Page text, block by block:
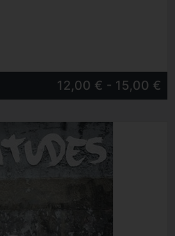
12,00 € - 15,00 €